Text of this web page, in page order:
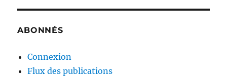
ABONNÉS
Connexion
Flux des publications